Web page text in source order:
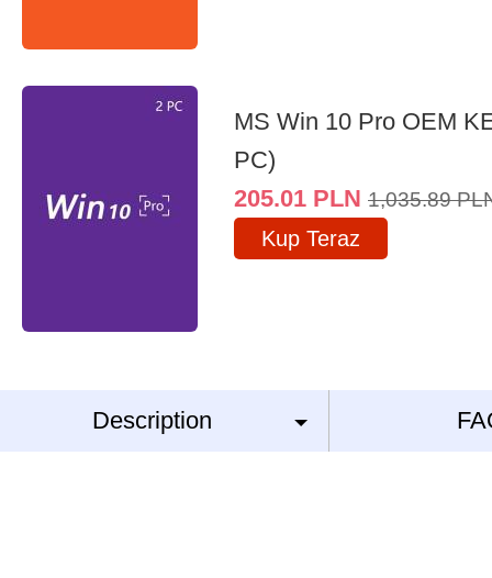
MS Win 10 Pro OEM
PC)
205.01 PLN 1,035.89
Kup Teraz
Description